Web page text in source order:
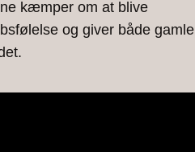
kæmper om at blive
og giver både gamle